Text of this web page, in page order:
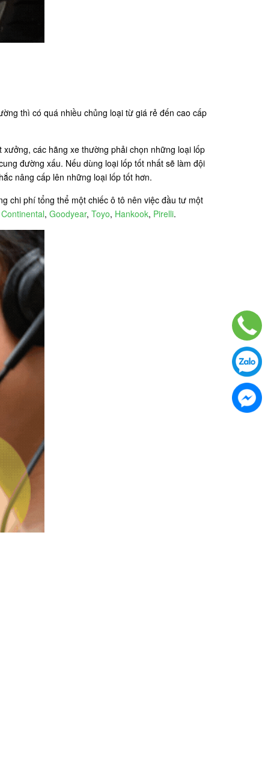
thì có quá nhiều chủng loại từ giá rẻ đến cao cấp
các hãng xe thường phải chọn những loại lốp
đường xấu. Nếu dùng loại lốp tốt nhất sẽ làm đội
nâng cấp lên những loại lốp tốt hơn.
chi phí tổng thể một chiếc ô tô nên việc đầu tư một
Continental, Goodyear, Toyo, Hankook, Pirelli.